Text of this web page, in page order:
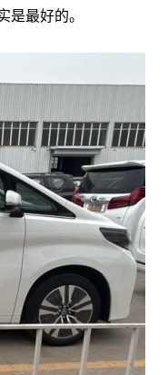
是最好的。